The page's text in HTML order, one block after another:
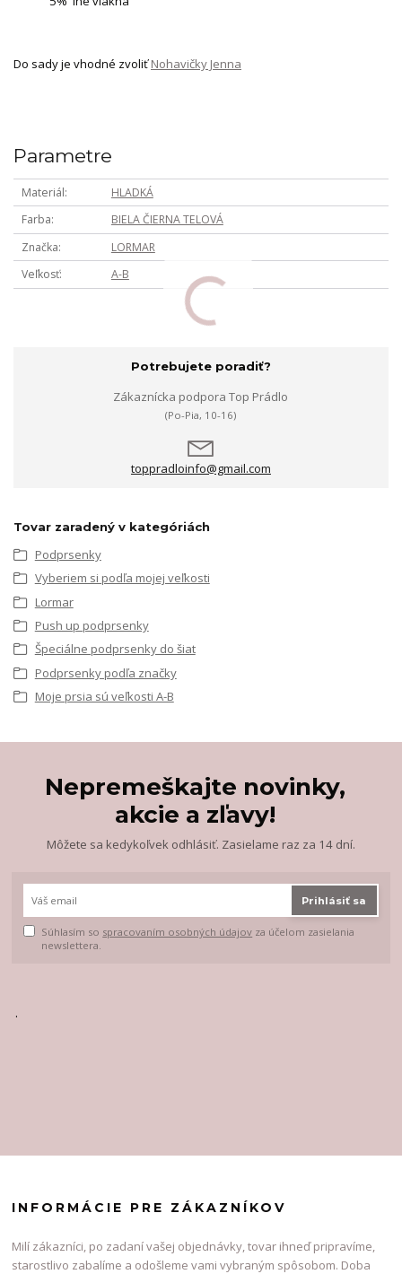
Do sady je vhodné zvoliťNohavičky Jenna
Parametre
Materiál
HLADKÁ
Farba
BIELA ČIERNA TELOVÁ
Značka
LORMAR
Veľkosť
A-B
Potrebujete poradiť?
Zákaznícka podpora Top Prádlo
(Po-Pia, 10-16)
toppradloinfo@gmail.com
Tovar zaradený v kategóriách
Podprsenky
Vyberiem si podľa mojej veľkosti
Lormar
Push up podprsenky
Špeciálne podprsenky do šiat
Podprsenky podľa značky
Moje prsia sú veľkosti A-B
Nepremeškajte novinky,
akcie a zľavy!
Môžete sa kedykoľvek odhlásiť. Zasielame raz za 14 dní.
Prihlásiť sa
Súhlasím so spracovaním osobných údajov za účelom zasielania
newslettera.
.
INFORMÁCIE PRE ZÁKAZNÍKOV
Milí zákazníci, po zadaní vašej objednávky, tovar ihneď pripravíme,
starostlivo zabalíme a odošleme vami vybraným spôsobom. Doba